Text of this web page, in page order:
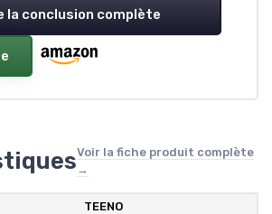
la conclusion complète
Voir la fiche produit complète
→
TEENO